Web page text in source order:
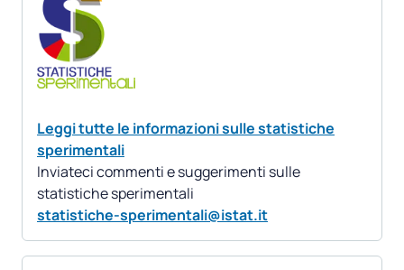
Leggi tutte le informazioni sulle statistiche
sperimentali
Inviateci commenti e suggerimenti sulle
statistiche sperimentali
statistiche-sperimentali@istat.it